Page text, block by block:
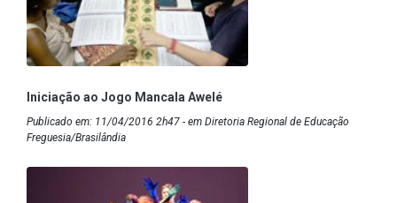
Iniciação ao Jogo Mancala Awelé
Publicado em: 11/04/2016 2h47 - em Diretoria Regional de Educação
Freguesia/Brasilândia